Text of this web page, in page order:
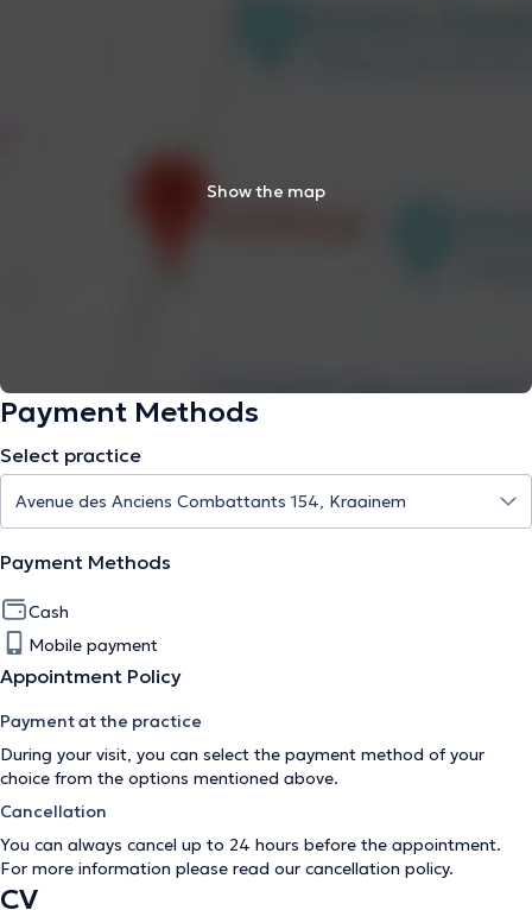
Show the map
Payment Methods
Select practice
Payment Methods
Cash
Mobile payment
Appointment Policy
Payment at the practice
During your visit, you can select the payment method of your
choice from the options mentioned above.
Cancellation
You can always cancel up to 24 hours before the appointment.
For more information please read our cancellation policy.
CV